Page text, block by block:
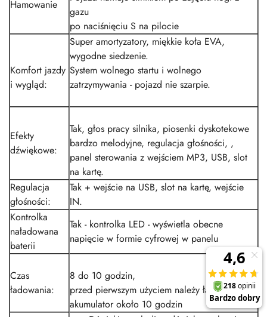
Hamowanie
gazu
po naciśnięciu S na pilocie
Komfort jazdy
i wygląd:
Super amortyzatory, miękkie koła EVA,
wygodne siedzenie.
System wolnego startu i wolnego
zatrzymywania - pojazd nie szarpie.
Efekty
dźwiękowe:
Tak, głos pracy silnika, piosenki dyskotekowe
bardzo melodyjne, regulacja głośności, ,
panel sterowania z wejściem MP3, USB, slot
na kartę.
Regulacja
głośności:
Tak + wejście na USB, slot na kartę, wejście
IN.
Kontrolka
naładowana
baterii
Tak - kontrolka LED - wyświetla obecne
napięcie w formie cyfrowej w panelu
Czas
ładowania:
8 do 10 godzin,
przed pierwszym użyciem należy ładować
akumulator około 10 godzin